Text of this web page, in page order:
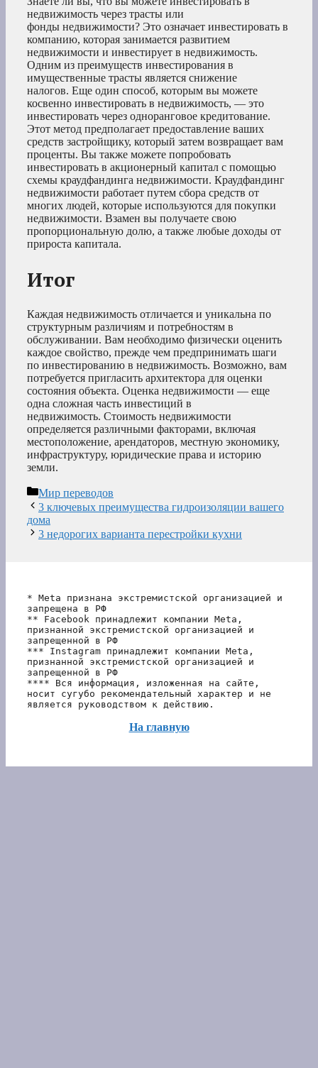
недвижимость через трасты или
фонды недвижимости? Это означает инвестировать в
компанию, которая занимается развитием
недвижимости и инвестирует в недвижимость.
Одним из преимуществ инвестирования в
имущественные трасты является снижение
налогов. Еще один способ, которым вы можете
косвенно инвестировать в недвижимость, — это
инвестировать через одноранговое кредитование.
Этот метод предполагает предоставление ваших
средств застройщику, который затем возвращает вам
проценты. Вы также можете попробовать
инвестировать в акционерный капитал с помощью
схемы краудфандинга недвижимости. Краудфандинг
недвижимости работает путем сбора средств от
многих людей, которые используются для покупки
недвижимости. Взамен вы получаете свою
пропорциональную долю, а также любые доходы от
прироста капитала.
Итог
Каждая недвижимость отличается и уникальна по
структурным различиям и потребностям в
обслуживании. Вам необходимо физически оценить
каждое свойство, прежде чем предпринимать шаги
по инвестированию в недвижимость. Возможно, вам
потребуется пригласить архитектора для оценки
состояния объекта. Оценка недвижимости — еще
одна сложная часть инвестиций в
недвижимость. Стоимость недвижимости
определяется различными факторами, включая
местоположение, арендаторов, местную экономику,
инфраструктуру, юридические права и историю
земли.
Рубрики
Мир переводов
3 ключевых преимущества гидроизоляции вашего
дома
3 недорогих варианта перестройки кухни
* Meta признана экстремистской организацией и
запрещена в РФ
** Facebook принадлежит компании Meta,
признанной экстремистской организацией и
запрещенной в РФ
*** Instagram принадлежит компании Meta,
признанной экстремистской организацией и
запрещенной в РФ
**** Вся информация, изложенная на сайте,
носит сугубо рекомендательный характер и не
является руководством к действию.
На главную